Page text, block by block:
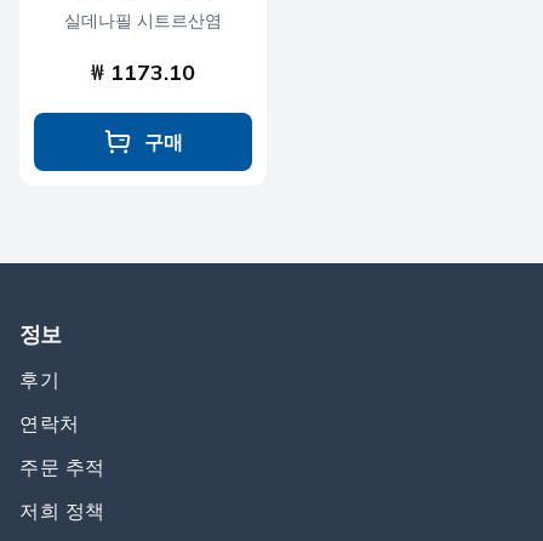
실데나필 시트르산염
₩ 1173.10
구매
정보
후기
연락처
주문 추적
저희 정책